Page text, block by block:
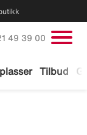
Tilbud
oss på
49 39 00